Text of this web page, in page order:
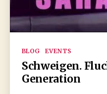
Kategorien
BLOG EVENTS
Schweigen.
Generation